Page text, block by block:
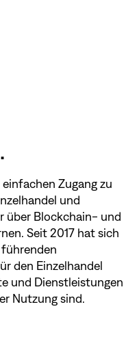
Zugang zu
und
über Blockchain- und
Seit 2017 hat sich
den Einzelhandel
und Dienstleistungen
Nutzung sind.